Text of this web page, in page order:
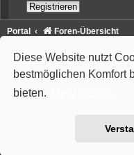
Diese Website nutzt
bestmöglichen Komfort
bieten.
Registrieren
Portal Foren-Übersicht
Deutsche Übersetzung durch